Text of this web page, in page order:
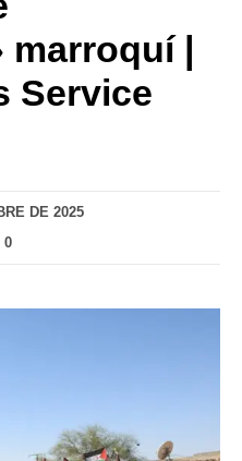
marroquí |
Service
DE 2025
0